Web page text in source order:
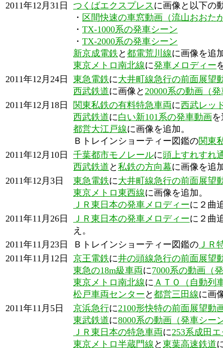
2011年12月31日
つくばエクスプレスに画像と以下の
・ 区間快速の車窓動画（流山おおた
・ TX-1000系の発車シーン
・ TX-2000系の発車シーン
新京成電鉄 と 都電荒川線に画像を追
東京メトロ南北線に発車メロディー
2011年12月24日
東急電鉄に大井町線急行の前面展望
西武鉄道に画像と 20000系の動画（
2011年12月18日
関東私鉄の有料特急車両に西武レッ
西武鉄道に白い新101系の発車動画
都営大江戸線に画像を追加。
Ｂトレインショーティー図鑑の関東
2011年12月10日
千葉都市モノレールに頭上すれすれ
西武鉄道 と 私鉄の方向幕に画像を追
2011年12月3日
東急電鉄に大井町線急行の前面展望
東京メトロ東西線に画像を追加。
ＪＲ東日本の発車メロディーに２曲
2011年11月26日
ＪＲ東日本の発車メロディーに２曲
え。
2011年11月23日
Ｂトレインショーティー図鑑の ＪＲ
2011年11月12日
京王電鉄に井の頭線急行の前面展望
東急の18m級車両に7000系の動画（
東京メトロ南北線に ＡＴＯ（自動列
松戸車両センター と 都営三田線に画
2011年11月5日
京浜急行に2100形快特の前面展望
東武鉄道に8000系の動画（発車シー
ＪＲ東日本の特急車両に253系成田
東京メトロ半蔵門線 と 東葉高速鉄道